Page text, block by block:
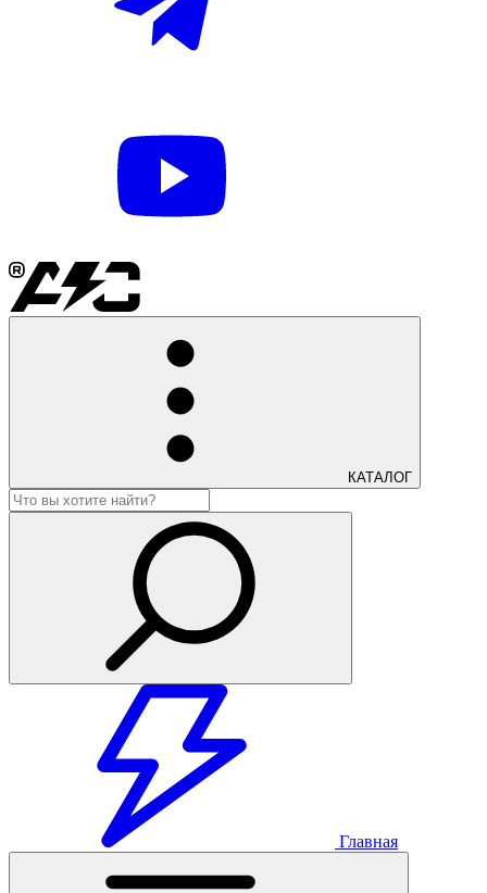
КАТАЛОГ
Главная